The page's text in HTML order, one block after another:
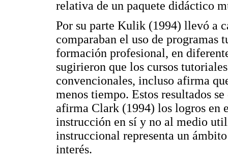
relativa de un paquete didáctico
Por su parte Kulik (1994) llevó a
comparaban el uso de programas
formación profesional, en
sugirieron que los cursos
convencionales, incluso afirma
menos tiempo. Estos resultados
afirma Clark (1994) los logros en
instrucción en sí y no al medio
instruccional representa un
interés.